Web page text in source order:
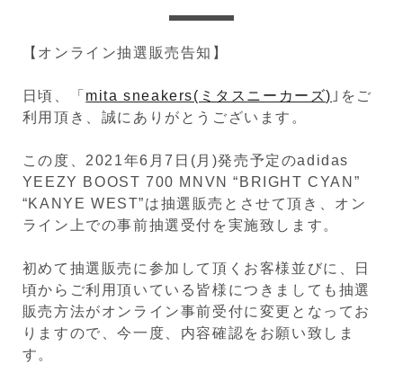
【オンライン抽選販売告知】
日頃、「 mita sneakers(ミタスニーカーズ) ｣をご
利用頂き、誠にありがとうございます。
この度、2021年6月7日(月)発売予定のadidas
YEEZY BOOST 700 MNVN “BRIGHT CYAN”
“KANYE WEST”は抽選販売とさせて頂き、オン
ライン上での事前抽選受付を実施致します。
初めて抽選販売に参加して頂くお客様並びに、日
頃からご利用頂いている皆様につきましても抽選
販売方法がオンライン事前受付に変更となってお
りますので、今一度、内容確認をお願い致しま
す。